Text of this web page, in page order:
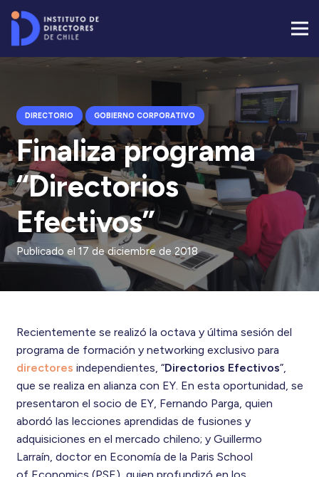
DIRECTORIO GOBIERNO CORPORATIVO
Finaliza programa
“Directorios
Efectivos”
Publicado el 17 de diciembre de 2018
Recientemente se realizó la octava y última sesión del
programa de formación y networking exclusivo para
directores independientes, “Directorios Efectivos”,
que se realiza en alianza con EY. En esta oportunidad, se
presentaron el socio de EY, Fernando Parga, quien
abordó las lecciones aprendidas de fusiones y
adquisiciones en el mercado chileno; y Guillermo
Larraín, doctor en Economía de la Paris School